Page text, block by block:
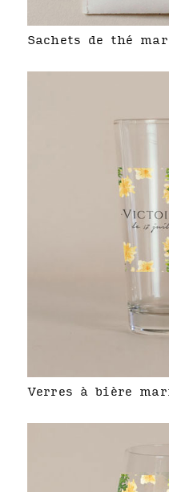
Sachets de thé
Verres à bière